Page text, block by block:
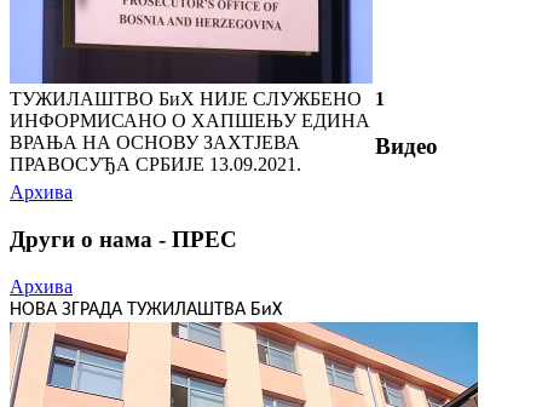
ТУЖИЛАШТВО БиХ НИЈЕ СЛУЖБЕНО
ИНФОРМИСАНО О ХАПШЕЊУ ЕДИНА
ВРАЊА НА ОСНОВУ ЗАХТЈЕВА
ПРАВОСУЂА СРБИЈЕ 13.09.2021.
1
Видео
Архива
Други о нама - ПРЕС
Архива
НОВА ЗГРАДА ТУЖИЛАШТВА БиХ